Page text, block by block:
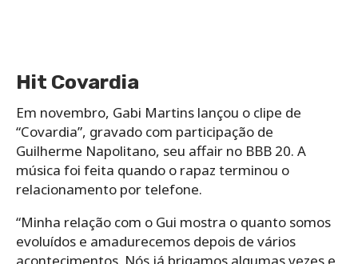
Hit Covardia
Em novembro, Gabi Martins lançou o clipe de
“Covardia”, gravado com participação de
Guilherme Napolitano, seu affair no BBB 20. A
música foi feita quando o rapaz terminou o
relacionamento por telefone.
“Minha relação com o Gui mostra o quanto somos
evoluídos e amadurecemos depois de vários
acontecimentos. Nós já brigamos algumas vezes e